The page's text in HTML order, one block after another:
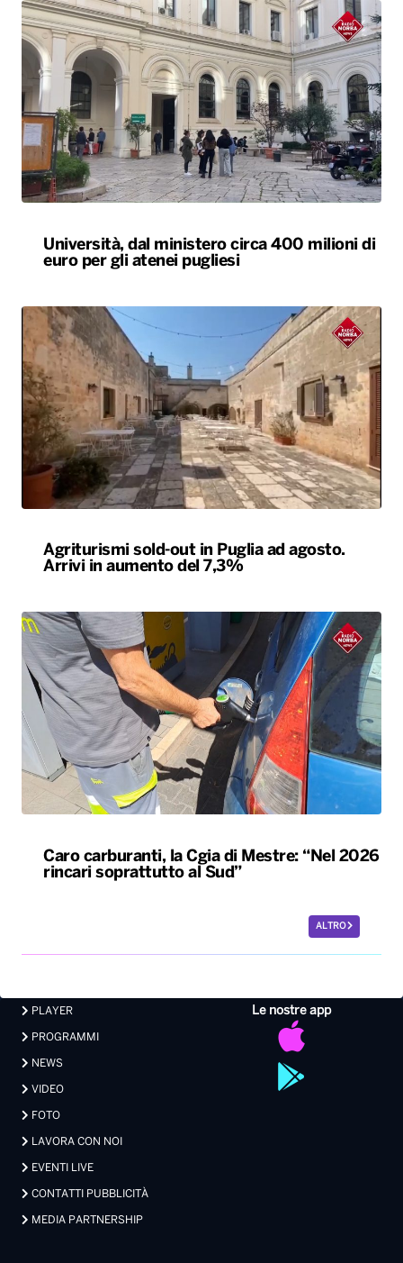
Università, dal ministero circa 400 milioni di
euro per gli atenei pugliesi
Agriturismi sold-out in Puglia ad agosto.
Arrivi in aumento del 7,3%
Caro carburanti, la Cgia di Mestre: “Nel 2026
rincari soprattutto al Sud”
ALTRO
Le nostre app
PLAYER
PROGRAMMI
NEWS
VIDEO
FOTO
LAVORA CON NOI
EVENTI LIVE
CONTATTI PUBBLICITÀ
MEDIA PARTNERSHIP